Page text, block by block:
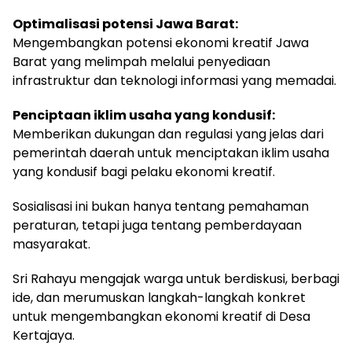
Optimalisasi potensi Jawa Barat:
Mengembangkan potensi ekonomi kreatif Jawa
Barat yang melimpah melalui penyediaan
infrastruktur dan teknologi informasi yang memadai.
Penciptaan iklim usaha yang kondusif:
Memberikan dukungan dan regulasi yang jelas dari
pemerintah daerah untuk menciptakan iklim usaha
yang kondusif bagi pelaku ekonomi kreatif.
Sosialisasi ini bukan hanya tentang pemahaman
peraturan, tetapi juga tentang pemberdayaan
masyarakat.
Sri Rahayu mengajak warga untuk berdiskusi, berbagi
ide, dan merumuskan langkah-langkah konkret
untuk mengembangkan ekonomi kreatif di Desa
Kertajaya.